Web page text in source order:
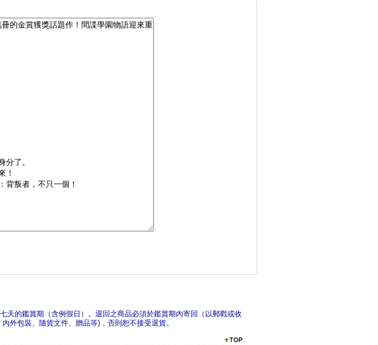
天的鑑賞期（含例假日）。退回之商品必須於鑑賞期內寄回（以郵戳或收
外包裝、隨貨文件、贈品等)，否則恕不接受退貨。